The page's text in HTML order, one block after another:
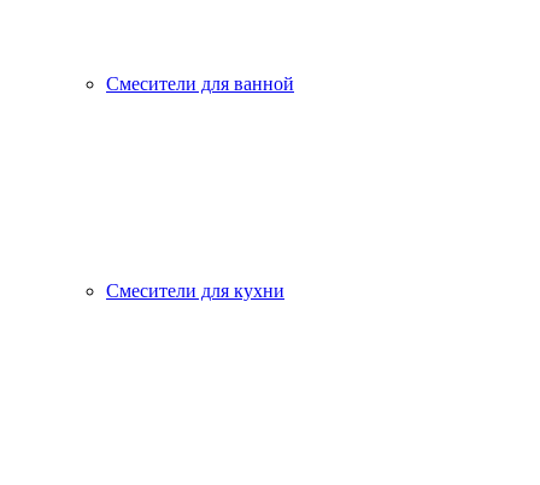
Смесители для ванной
Смесители для кухни